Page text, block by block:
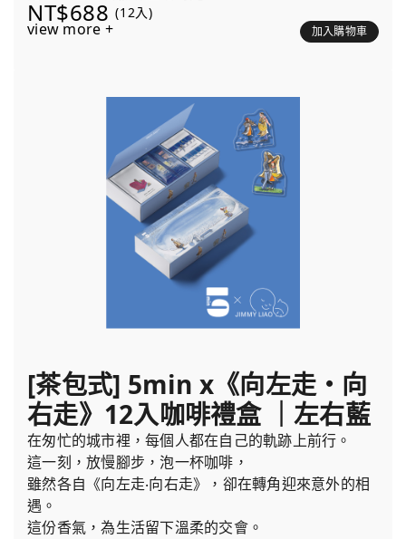
NT$688 (12入)
view more + 加入購物車
[茶包式] 5min x《向左走・向
右走》12入咖啡禮盒 ｜左右藍
在匆忙的城市裡，每個人都在自己的軌跡上前行。
這一刻，放慢腳步，泡一杯咖啡，
雖然各自《向左走‧向右走》，卻在轉角迎來意外的相
遇。
這份香氣，為生活留下溫柔的交會。